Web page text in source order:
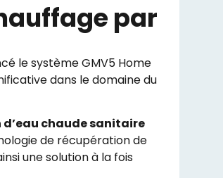
par
le système GMV5 Home
dans le domaine du
chaude sanitaire
de récupération de
une solution à la fois